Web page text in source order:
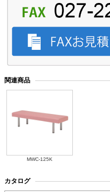
関連商品
MWC-125K
カタログ